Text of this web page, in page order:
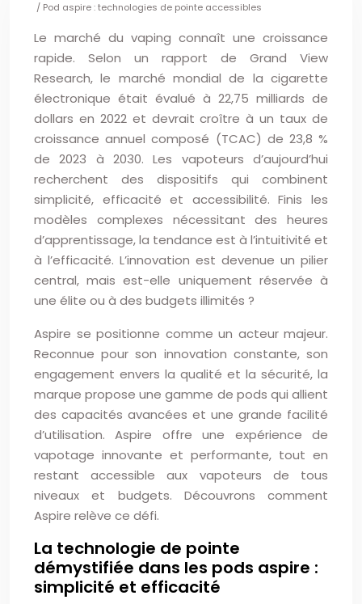
/ Pod aspire : technologies de pointe accessibles
Le marché du vaping connaît une croissance
rapide. Selon un rapport de Grand View
Research, le marché mondial de la cigarette
électronique était évalué à 22,75 milliards de
dollars en 2022 et devrait croître à un taux de
croissance annuel composé (TCAC) de 23,8 %
de 2023 à 2030. Les vapoteurs d’aujourd’hui
recherchent des dispositifs qui combinent
simplicité, efficacité et accessibilité. Finis les
modèles complexes nécessitant des heures
d’apprentissage, la tendance est à l’intuitivité et
à l’efficacité. L’innovation est devenue un pilier
central, mais est-elle uniquement réservée à
une élite ou à des budgets illimités ?
Aspire se positionne comme un acteur majeur.
Reconnue pour son innovation constante, son
engagement envers la qualité et la sécurité, la
marque propose une gamme de pods qui allient
des capacités avancées et une grande facilité
d’utilisation. Aspire offre une expérience de
vapotage innovante et performante, tout en
restant accessible aux vapoteurs de tous
niveaux et budgets. Découvrons comment
Aspire relève ce défi.
La technologie de pointe
démystifiée dans les pods aspire :
simplicité et efficacité